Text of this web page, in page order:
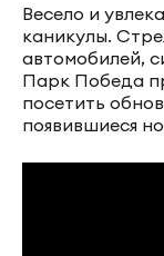
Весело и
каникулы.
автомобилей,
Парк Победа
посетить
появившиеся